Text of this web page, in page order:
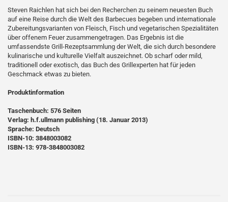
Steven Raichlen hat sich bei den Recherchen zu seinem neuesten Buch
auf eine Reise durch die Welt des Barbecues begeben und internationale
Zubereitungsvarianten von Fleisch, Fisch und vegetarischen Spezialitäten
über offenem Feuer zusammengetragen. Das Ergebnis ist die
umfassendste Grill-Rezeptsammlung der Welt, die sich durch besondere
kulinarische und kulturelle Vielfalt auszeichnet. Ob scharf oder mild,
traditionell oder exotisch, das Buch des Grillexperten hat für jeden
Geschmack etwas zu bieten.
Produktinformation
Taschenbuch: 576 Seiten
Verlag: h.f.ullmann publishing (18. Januar 2013)
Sprache: Deutsch
ISBN-10: 3848003082
ISBN-13: 978-3848003082